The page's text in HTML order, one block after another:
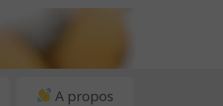
A propos